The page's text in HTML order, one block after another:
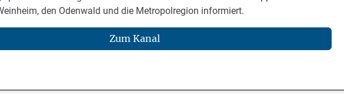
den Odenwald und die Metropolregion informiert.
Zum Kanal